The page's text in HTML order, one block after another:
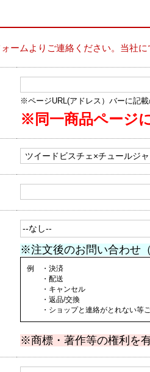
ームよりご連絡ください。当社
※ページURL(アドレス）バーに記
※同一商品ページ
※注文後のお問い合わせ
例 ・決済
・配送
・キャンセル
・返品/交換
・ショップと連絡がとれない等
※商標・著作等の権利を